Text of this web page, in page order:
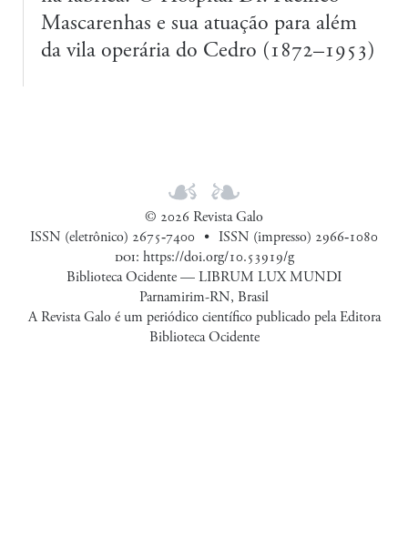
Mascarenhas e sua atuação para além
da vila operária do Cedro (1872–1953)
© 2026 Revista Galo
ISSN (eletrônico) 2675‑7400
ISSN (impresso) 2966‑1080
doi: https://doi.org/10.53919/g
Biblioteca Ocidente — LIBRUM LUX MUNDI
Parnamirim-RN, Brasil
A Revista Galo é um periódico científico publicado pela Editora
Biblioteca Ocidente